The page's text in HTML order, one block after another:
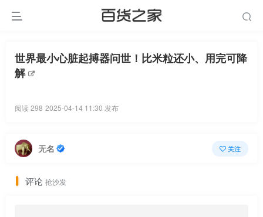
世界最小心脏起搏器问世！比米粒还小、用完可降
解
阅读 298 2025-04-14 11:30 发布
无名 关注
评论 抢沙发